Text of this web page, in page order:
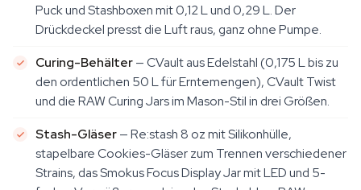
Puck und Stashboxen mit 0,12 L und 0,29 L. Der
Drückdeckel presst die Luft raus, ganz ohne Pumpe.
Curing-Behälter— CVault aus Edelstahl (0,175 L bis zu
den ordentlichen 50 L für Erntemengen), CVault Twist
und die RAW Curing Jars im Mason-Stil in drei Größen.
Stash-Gläser— Re:stash 8 oz mit Silikonhülle,
stapelbare Cookies-Gläser zum Trennen verschiedener
Strains, das Smokus Focus Display Jar mit LED und 5-